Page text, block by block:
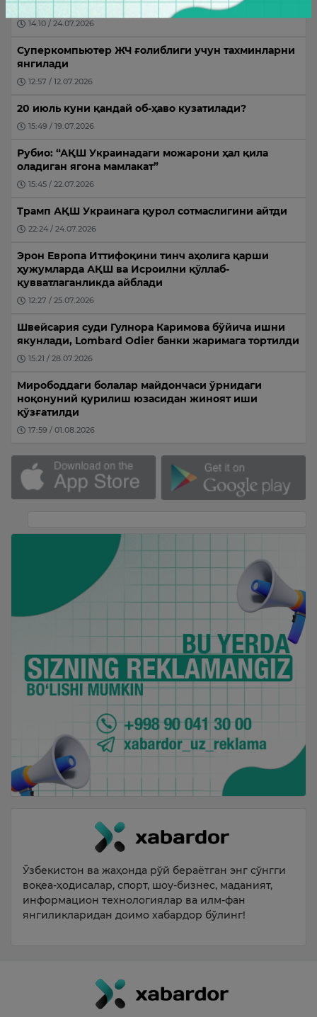
вафот этди
14:10 / 24.07.2026
Суперкомпьютер ЖЧ ғолиблиги учун тахминларни
янгилади
12:57 / 12.07.2026
20 июль куни қандай об-ҳаво кузатилади?
15:49 / 19.07.2026
Рубио: “АҚШ Украинадаги можарони ҳал қила
оладиган ягона мамлакат”
15:45 / 22.07.2026
Трамп АҚШ Украинага қурол сотмаслигини айтди
22:24 / 24.07.2026
Эрон Европа Иттифоқини тинч аҳолига қарши
ҳужумларда АҚШ ва Исроилни қўллаб-
қувватлаганликда айблади
12:27 / 25.07.2026
Швейсария суди Гулнора Каримова бўйича ишни
якунлади, Lombard Odier банки жаримага тортилди
15:21 / 28.07.2026
Мирободдаги болалар майдончаси ўрнидаги
ноқонуний қурилиш юзасидан жиноят иши
қўзғатилди
17:59 / 01.08.2026
Ўзбекистон ва жаҳонда рўй бераётган энг сўнгги
воқеа-ҳодисалар, спорт, шоу-бизнес, маданият,
информацион технологиялар ва илм-фан
янгиликларидан доимо хабардор бўлинг!